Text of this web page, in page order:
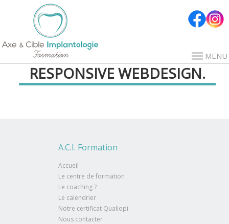
MENU
RESPONSIVE WEBDESIGN.
A.C.I. Formation
Accueil
Le centre de formation
Le coaching ?
Le calendrier
Notre certificat Qualiopi
Nous contacter